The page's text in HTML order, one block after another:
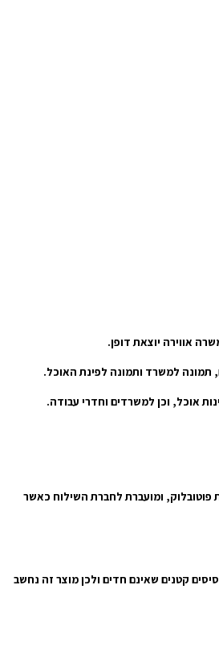
אווירה יוצאת דופן.
תמונה למשרד ותמונה לפינת האוכל.
היטב לאחר בדיקה ע"י צוות פוטובלוק, ומועברת לחברת השילוח כאשר
קטנים שאינם חדים ולכן מוצר זה נחשב